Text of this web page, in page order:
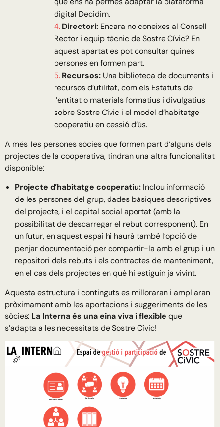
digital Decidim.
Directori: Encara no coneixes al Consell
Rector i equip tècnic de Sostre Cívic? En
aquest apartat es pot consultar quines
persones en formen part.
Recursos: Una biblioteca de documents i
recursos d’utilitat, com els Estatuts de
l’entitat o materials formatius i divulgatius
sobre Sostre Cívic i el model d’habitatge
cooperatiu en cessió d’ús.
A més, les persones sòcies que formen part d’alguns dels
projectes de la cooperativa, tindran una altra funcionalitat
disponible:
Projecte d’habitatge cooperatiu: Inclou informació
de les persones del grup, dades bàsiques descriptives
del projecte, i el capital social aportat (amb la
possibilitat de descarregar el rebut corresponent). En
un futur, en aquest espai hi haurà també l’opció de
penjar documentació per compartir-la amb el grup i un
repositori dels rebuts i els contractes de manteniment,
en el cas dels projectes en què hi estiguin ja vivint.
Aquesta estructura i continguts es milloraran i ampliaran
pròximament amb les aportacions i suggeriments de les
sòcies: La Interna és una eina viva i flexible que
s’adapta a les necessitats de Sostre Cívic!